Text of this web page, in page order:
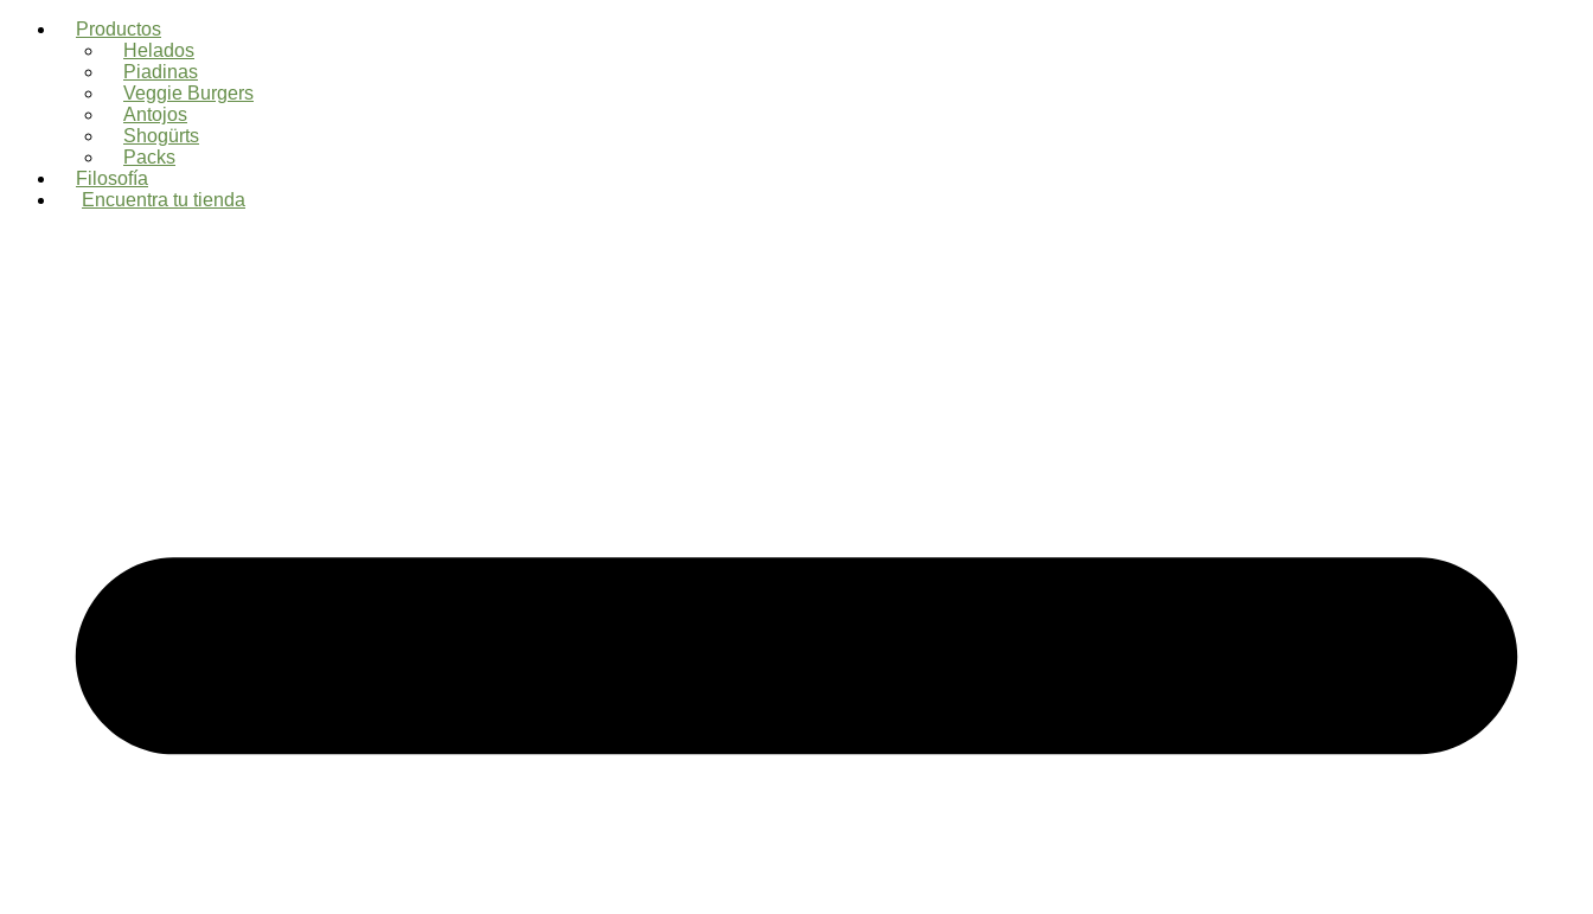
contenido
Productos
Helados
Piadinas
Veggie Burgers
Antojos
Shogürts
Packs
Filosofía
Encuentra tu tienda